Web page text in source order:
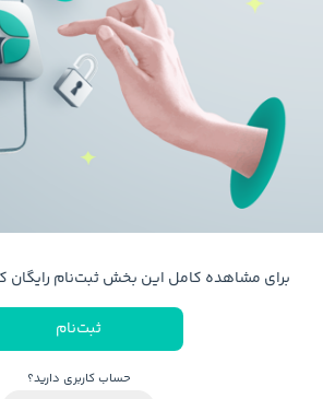
برای مشاهده کامل این بخش ثبت‌نام رایگان
ثبت‌نام
حساب کاربری دارید؟